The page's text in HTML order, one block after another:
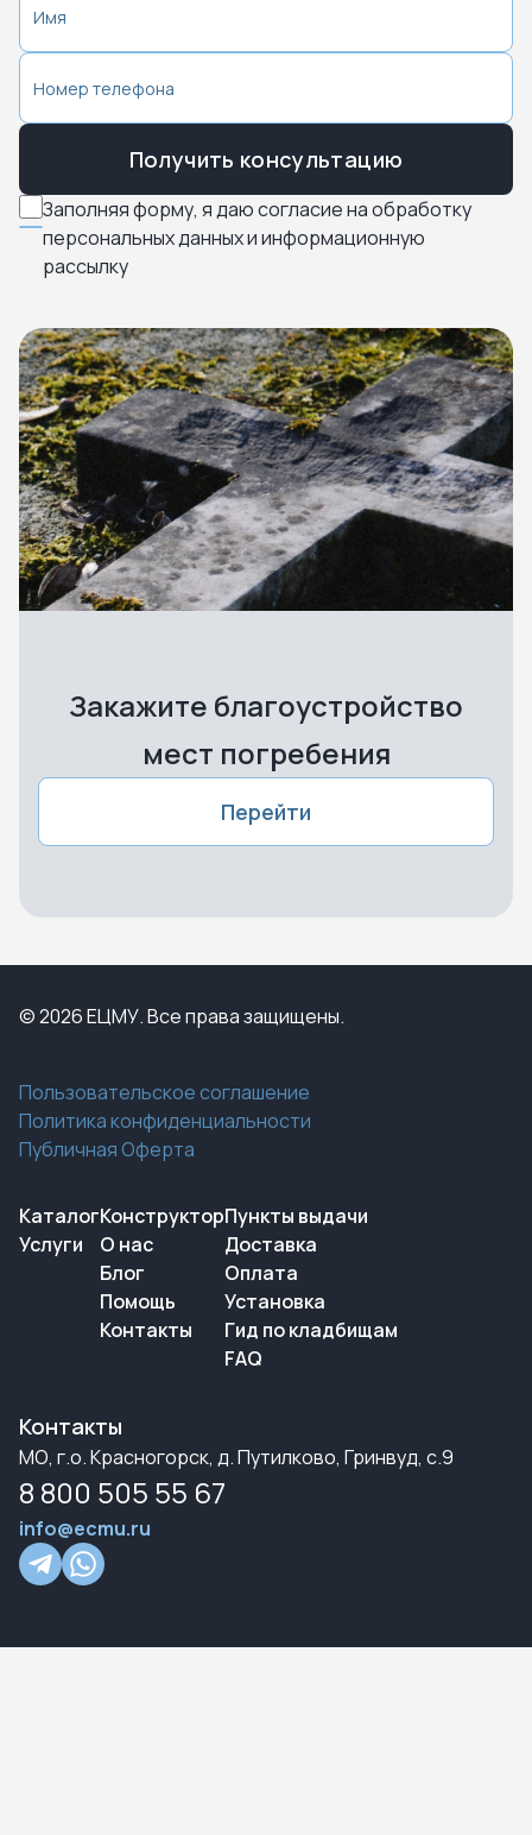
Заполняя форму, я даю согласие на обработку
персональных данных и информационную
рассылку
Получить консультацию
Закажите благоустройство
мест погребения
Перейти
© 2026 ЕЦМУ. Все права защищены.
Пользовательское соглашение
Политика конфиденциальности
Публичная Оферта
Каталог
Услуги
Конструктор
О нас
Блог
Помощь
Контакты
Пункты выдачи
Доставка
Оплата
Установка
Гид по кладбищам
FAQ
Контакты
МО, г.о. Красногорск, д. Путилково, Гринвуд, с.9
8 800 505 55 67
info@ecmu.ru